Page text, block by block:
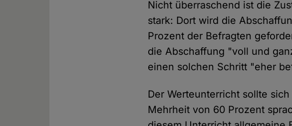
Nicht überraschend ist die
stark: Dort wird die
Prozent der Befragten
die Abschaffung "voll und
einen solchen Schritt "eher
Der Werteunterricht sollte
Mehrheit von 60 Prozent